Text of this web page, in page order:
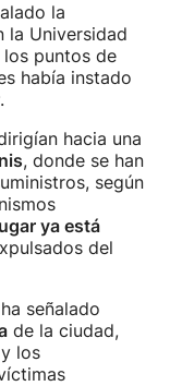
la
la Universidad
puntos de
había instado
.
hacia una
, donde se han
según
ya está
del
ha señalado
de la ciudad,
los